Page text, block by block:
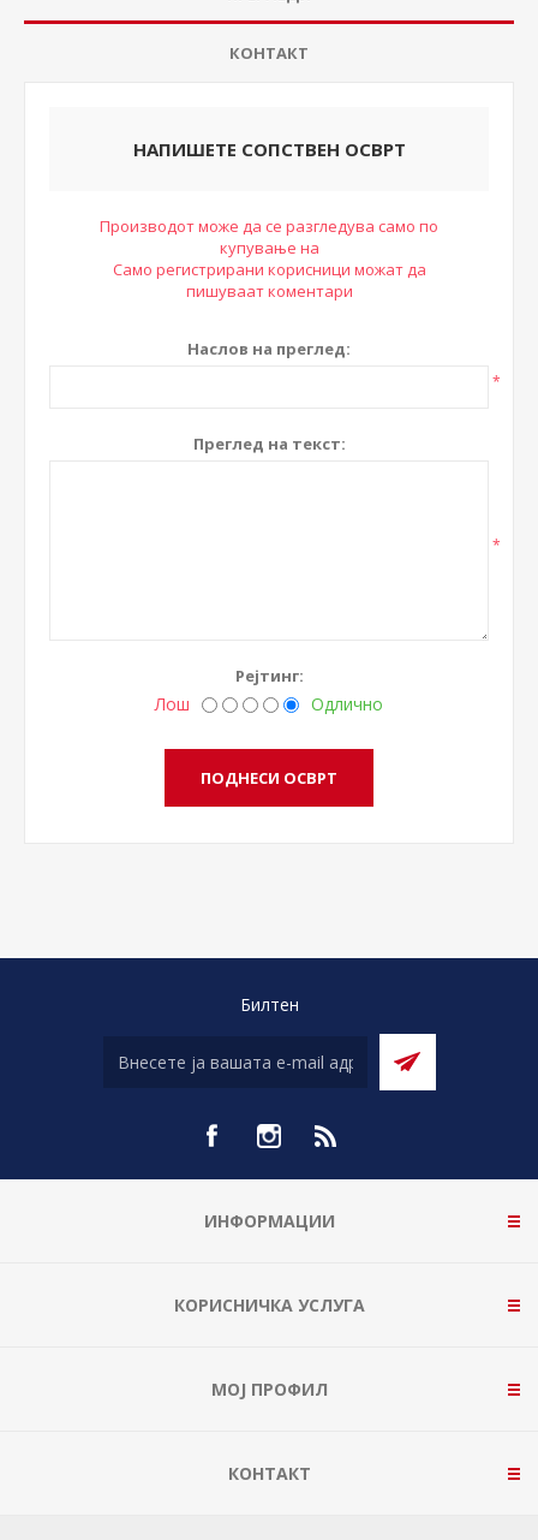
КОНТАКТ
НАПИШЕТЕ СОПСТВЕН ОСВРТ
Производот може да се разгледува само по
купување на
Само регистрирани корисници можат да
пишуваат коментари
Наслов на преглед:
*
Преглед на текст:
*
Рејтинг:
Лош Одлично
Билтен
ИНФОРМАЦИИ
КОРИСНИЧКА УСЛУГА
МОЈ ПРОФИЛ
КОНТАКТ